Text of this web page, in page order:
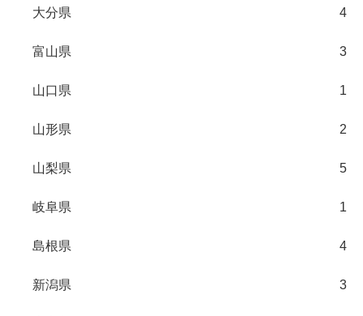
大分県 4
富山県 3
山口県 1
山形県 2
山梨県 5
岐阜県 1
島根県 4
新潟県 3